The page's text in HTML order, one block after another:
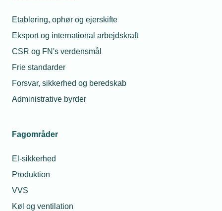
Etablering, ophør og ejerskifte
Eksport og international arbejdskraft
CSR og FN's verdensmål
Frie standarder
Forsvar, sikkerhed og beredskab
Administrative byrder
Fagområder
El-sikkerhed
Produktion
VVS
Køl og ventilation